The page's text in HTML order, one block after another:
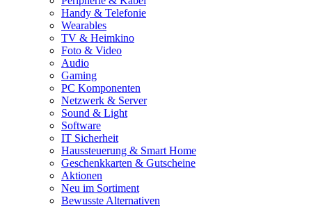
Handy & Telefonie
Wearables
TV & Heimkino
Foto & Video
Audio
Gaming
PC Komponenten
Netzwerk & Server
Sound & Light
Software
IT Sicherheit
Haussteuerung & Smart Home
Geschenkkarten & Gutscheine
Aktionen
Neu im Sortiment
Bewusste Alternativen